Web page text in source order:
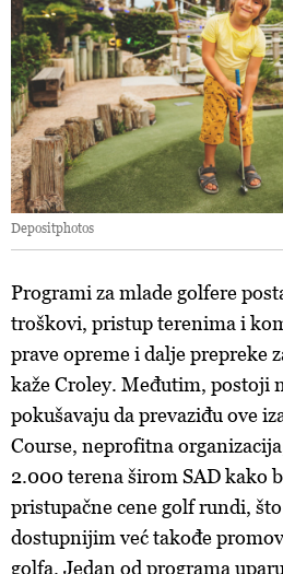
Depositphotos
Programi za mlade golfere
troškovi, pristup terenima i
prave opreme i dalje prepreke
kaže Croley. Međutim, postoji
pokušavaju da prevaziđu ove
Course, neprofitna
2.000 terena širom SAD kako
pristupačne cene golf rundi,
dostupnijim već takođe
golfa. Jedan od programa